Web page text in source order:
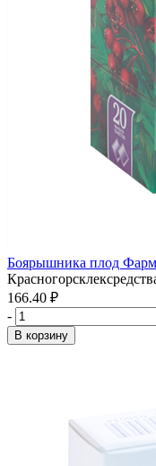
Боярышника плод
166.40 ₽
-
В корзину